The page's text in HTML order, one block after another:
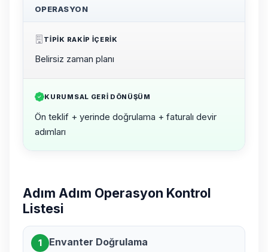
OPERASYON
TIPIK RAKIP IÇERIK
Belirsiz zaman planı
KURUMSAL GERI DÖNÜŞÜM
Ön teklif + yerinde doğrulama + faturalı devir
adımları
Adım Adım Operasyon Kontrol
Listesi
1
Envanter Doğrulama